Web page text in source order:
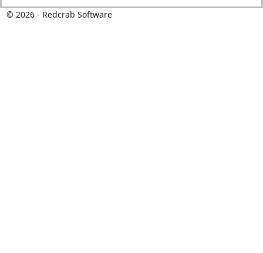
© 2026- Redcrab Software